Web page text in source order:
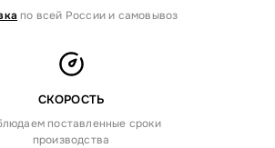
по всей России и самовывоз
СКОРОСТЬ
поставленные сроки
производства